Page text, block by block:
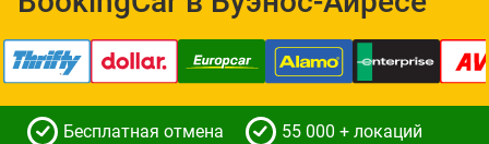
Бесплатная отмена 55 000 + локаций